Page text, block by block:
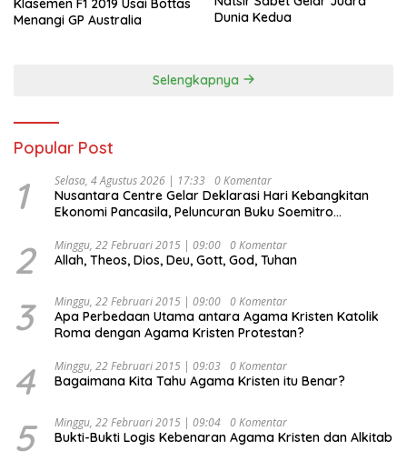
Klasemen F1 2019 Usai Bottas
Menangi GP Australia
Dunia Kedua
Selengkapnya
Popular Post
1 Selasa, 4 Agustus 2026 | 17:33 0 Komentar
Nusantara Centre Gelar Deklarasi Hari Kebangkitan
Ekonomi Pancasila, Peluncuran Buku Soemitro
Ekonomi Politik Indonesia) & Simposium Nasional
“Urgensi Undang-Undang Perekonomian Nasional dan
Indonesia Emas 2045”,
2 Minggu, 22 Februari 2015 | 09:00 0 Komentar
Allah, Theos, Dios, Deu, Gott, God, Tuhan
3 Minggu, 22 Februari 2015 | 09:00 0 Komentar
Apa Perbedaan Utama antara Agama Kristen Katolik
Roma dengan Agama Kristen Protestan?
4 Minggu, 22 Februari 2015 | 09:03 0 Komentar
Bagaimana Kita Tahu Agama Kristen itu Benar?
5 Minggu, 22 Februari 2015 | 09:04 0 Komentar
Bukti-Bukti Logis Kebenaran Agama Kristen dan Alkitab